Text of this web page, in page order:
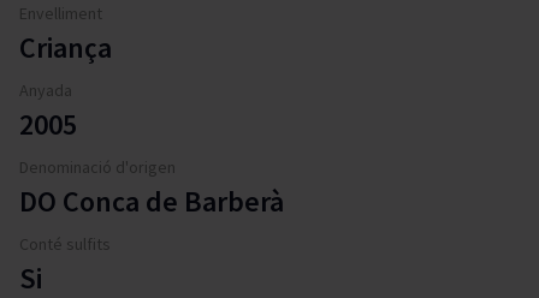
Envelliment
Criança
Anyada
2005
Denominació d'origen
DO Conca de Barberà
Conté sulfits
Si